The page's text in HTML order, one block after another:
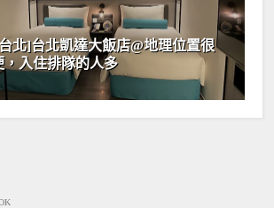
北]台北凱達大飯店@地理位置很
，入住排隊的人多